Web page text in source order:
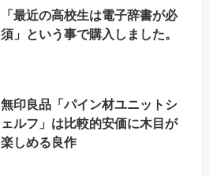
「最近の高校生は電子辞書が必
須」という事で購入しました。
無印良品「パイン材ユニットシ
ェルフ」は比較的安価に木目が
楽しめる良作